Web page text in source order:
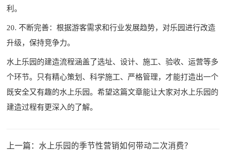
利。
20. 不断完善：根据游客需求和行业发展趋势，对乐园进行改造
升级，保持竞争力。
水上乐园的建造流程涵盖了选址、设计、施工、验收、运营等多
个环节。只有精心策划、科学施工、严格管理，才能打造出一个
既安全又有趣的水上乐园。希望这篇文章能让大家对水上乐园的
建造过程有更深入的了解。
上一篇： 水上乐园的季节性营销如何带动二次消费？